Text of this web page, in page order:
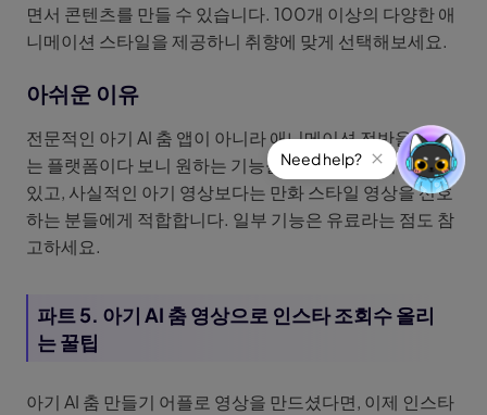
면서 콘텐츠를 만들 수 있습니다. 100개 이상의 다양한 애
니메이션 스타일을 제공하니 취향에 맞게 선택해보세요.
아쉬운 이유
전문적인 아기 AI 춤 앱이 아니라 애니메이션 전반을 다루
는 플랫폼이다 보니 원하는 기능을 찾는 데 시간이 걸릴 수
있고, 사실적인 아기 영상보다는 만화 스타일 영상을 선호
하는 분들에게 적합합니다. 일부 기능은 유료라는 점도 참
고하세요.
파트 5. 아기 AI 춤 영상으로 인스타 조회수 올리
는 꿀팁
아기 AI 춤 만들기 어플로 영상을 만드셨다면, 이제 인스타